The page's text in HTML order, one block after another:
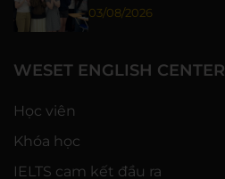
tập 3
03/08/2026
WESET ENGLISH CENTER
Học viên
Khóa học
IELTS cam kết đầu ra